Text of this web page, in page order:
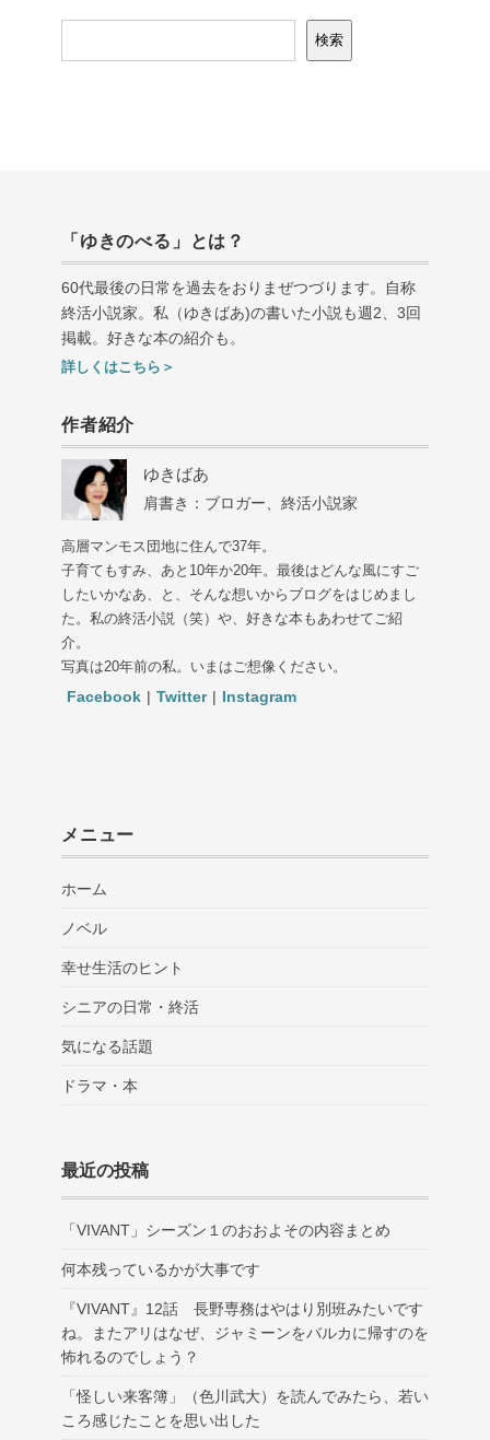
検索
「ゆきのべる」とは？
60代最後の日常を過去をおりまぜつづります。自称
終活小説家。私（ゆきばあ)の書いた小説も週 2 3回
掲載。好きな本の紹介も。
詳しくはこちら＞
作者紹介
ゆきばあ
肩書き：ブロガー、終活小説家
高層マンモス団地に住んで37年。
子育てもすみ、あと10年か20年。最後はどんな風にすご
したいかなあ、と、そんな想いからブログをはじめまし
た。私の終活小説（笑）や、好きな本もあわせてご紹
介。
写真は20年前の私。いまはご想像ください。
Facebook | Twitter | Instagram
メニュー
ホーム
ノベル
幸せ生活のヒント
シニアの日常・終活
気になる話題
ドラマ・本
最近の投稿
「VIVANT」シーズン１のおおよその内容まとめ
何本残っているかが大事です
『VIVANT』12話 長野専務はやはり別班みたいです
ね。またアリはなぜ、ジャミーンをバルカに帰すのを
怖れるのでしょう？
「怪しい来客簿」（色川武大）を読んでみたら、若い
ころ感じたことを思い出した